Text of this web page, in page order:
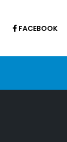
FACEBOOK